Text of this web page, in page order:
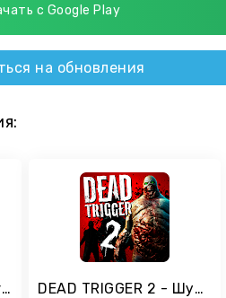
с Google Play
на обновления
The Fall 2 : Zombie Survival DEAD TRIGGER 2 - Шутер на выживание с зомби